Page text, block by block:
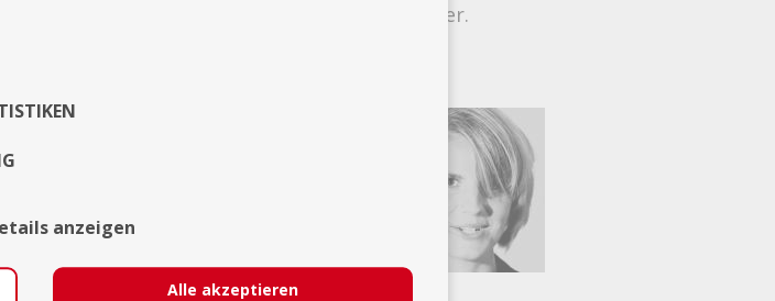
zum Maschinenbauingenieur, immer wieder.
anzeigen
Alle akzeptieren